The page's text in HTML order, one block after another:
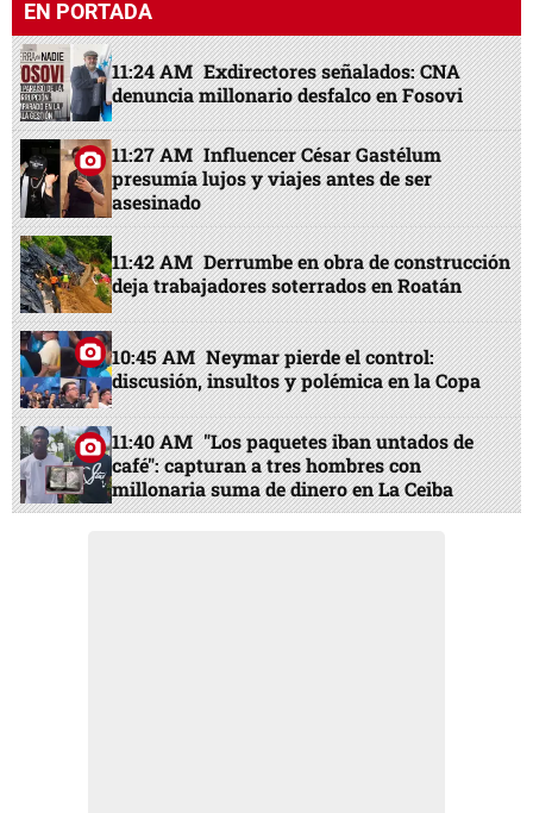
EN PORTADA
11:24 AM Exdirectores señalados: CNA
denuncia millonario desfalco en Fosovi
11:27 AM Influencer César Gastélum
presumía lujos y viajes antes de ser
asesinado
11:42 AM Derrumbe en obra de construcción
deja trabajadores soterrados en Roatán
10:45 AM Neymar pierde el control:
discusión, insultos y polémica en la Copa
11:40 AM "Los paquetes iban untados de
café": capturan a tres hombres con
millonaria suma de dinero en La Ceiba